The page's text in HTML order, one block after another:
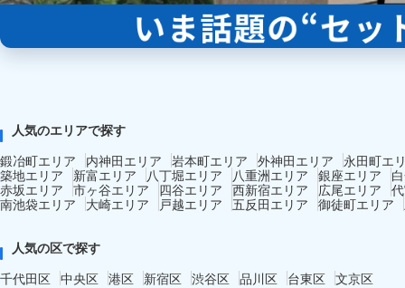
人気のエリアで探す
鍛冶町エリア
内神田エリア 岩本町エリア 外神田エリア
永田町エ
築地エリア
新富エリア 八丁堀エリア 八重洲エリア 銀座エリア
赤坂エリア 市ヶ谷エリア 四谷エリア 西新宿エリア 広尾エリア
南池袋エリア
大崎エリア 戸越エリア 五反田エリア 御徒町エリア
人気の区で探す
千代田区 中央区 港区 新宿区 渋谷区 品川区 台東区 文京区